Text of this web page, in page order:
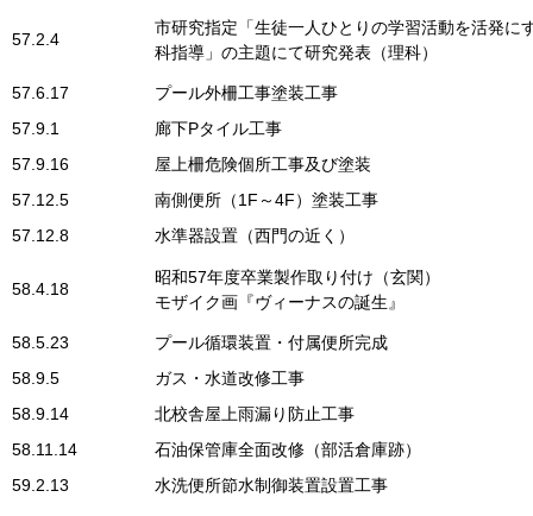
57.2.4
市研究指定「生徒一人ひとりの学習活動を活発に
科指導」の主題にて研究発表（理科）
57.6.17
プール外柵工事塗装工事
57.9.1
廊下Pタイル工事
57.9.16
屋上柵危険個所工事及び塗装
57.12.5
南側便所（1F～4F）塗装工事
57.12.8
水準器設置（西門の近く）
58.4.18
昭和57年度卒業製作取り付け（玄関）
モザイク画『ヴィーナスの誕生』
58.5.23
プール循環装置・付属便所完成
58.9.5
ガス・水道改修工事
58.9.14
北校舎屋上雨漏り防止工事
58.11.14
石油保管庫全面改修（部活倉庫跡）
59.2.13
水洗便所節水制御装置設置工事